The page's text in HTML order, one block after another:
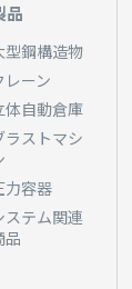
品
型鋼構造物
レーン
体自動倉庫
ラストマシ
力容器
ステム関連
品